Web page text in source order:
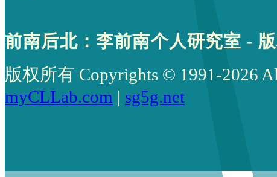
前南后北：李前南个人研究室 -
版权所有 Copyrights © 1991-2026
myCLLab.com | sg5g.net